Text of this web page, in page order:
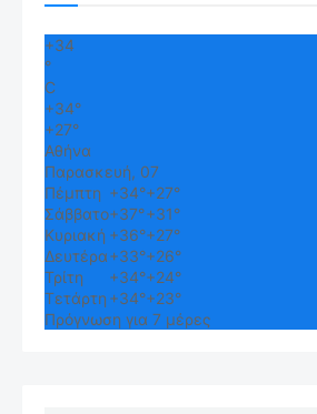
+34
°
C
+34°
+27°
Αθήνα
Παρασκευή, 07
Πέμπτη +34°+27°
Σάββατο+37°+31°
Κυριακή +36°+27°
Δευτέρα+33°+26°
Τρίτη
+34°+24°
Τετάρτη +34°+23°
Πρόγνωση για 7 μέρες